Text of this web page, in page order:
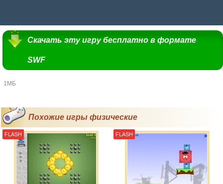
Скачать эту игру бесплатно в формате
SWF
1МБ
Похожие игры физические
FLASH FLASH